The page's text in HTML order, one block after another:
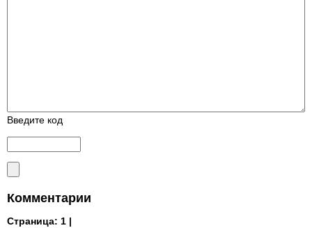
Введите код
Комментарии
Страница: 1 |